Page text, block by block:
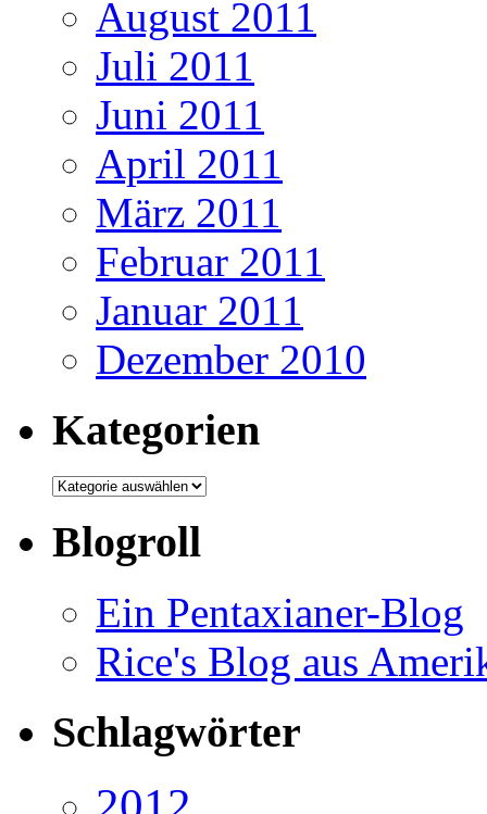
August 2011
Juli 2011
Juni 2011
April 2011
März 2011
Februar 2011
Januar 2011
Dezember 2010
Kategorien
Kategorien
Blogroll
Ein Pentaxianer-Blog
Rice's Blog aus
Schlagwörter